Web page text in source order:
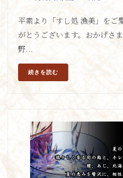
平素より「すし処 漁美」をご
がとうございます。おかげさ
野...
続きを読む